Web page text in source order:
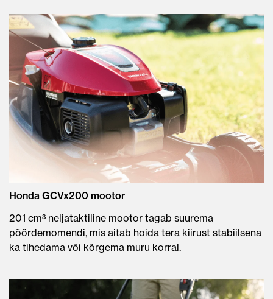
Honda GCVx200 mootor
201 cm³ neljataktiline mootor tagab suurema
pöördemomendi, mis aitab hoida tera kiirust stabiilsena
ka tihedama või kõrgema muru korral.